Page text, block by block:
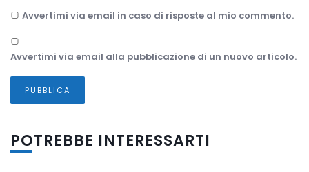
Avvertimi via email in caso di risposte al mio commento.
Avvertimi via email alla pubblicazione di un nuovo articolo.
POTREBBE INTERESSARTI